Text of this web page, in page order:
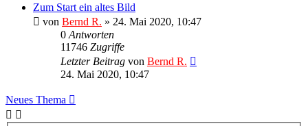
Zum Start ein altes Bild
von Bernd R. » 24. Mai 2020, 10:47
0 Antworten
11746 Zugriffe
Letzter Beitrag von Bernd R.
24. Mai 2020, 10:47
Neues Thema